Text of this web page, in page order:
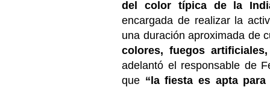
del color típica de la
encargada de realizar la
una duración aproximada de
colores, fuegos
adelantó el responsable de
que “la fiesta es apta